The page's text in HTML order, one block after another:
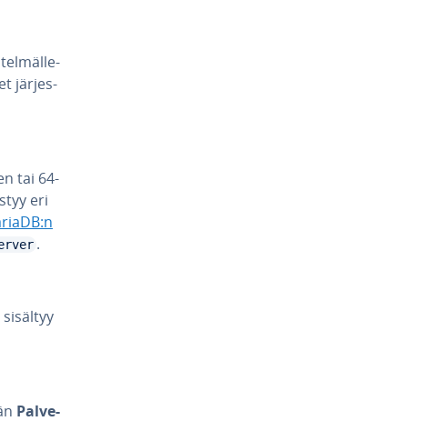
jär­jes­
tai 64-
eri
.
Pal­ve­